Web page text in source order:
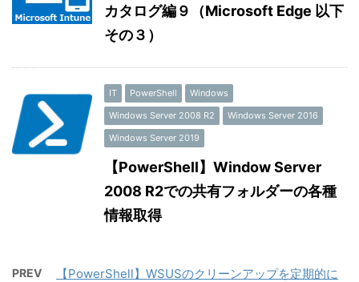
カタログ編９（Microsoft Edge 以下
その３）
IT PowerShell
Windows
Windows Server 2008 R2
Windows Server 2016
Windows Server 2019
【PowerShell】Window Server
2008 R2での共有フォルダーの各種
情報取得
PREV
【PowerShell】WSUSのクリーンアップを定期的に